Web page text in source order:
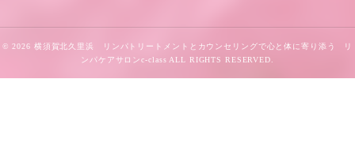
© 2026 横須賀北久里浜 リンパトリートメントとカウンセリングで心と体に寄り添う リ
ンパケアサロンc-class ALL RIGHTS RESERVED.